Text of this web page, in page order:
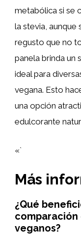
metabólica si se
la stevia, aunque
regusto que no
panela brinda un
ideal para
vegana. Esto
una opción
edulcorante
«`
Más
¿Qué
veganos?